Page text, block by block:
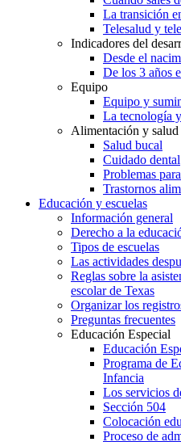
La transición
Telesalud y
Indicadores del
Desde el
De los 3 años
Equipo
Equipo y
La tecnología
Alimentación y salud
Salud bucal
Cuidado dental
Problemas
Trastornos
Educación y escuelas
Información general
Derecho a la
Tipos de escuelas
Las actividades
Reglas sobre la
escolar de Texas
Organizar los
Preguntas frecuentes
Educación Especial
Educación
Programa de
Infancia
Los servicios
Sección 504
Colocación
Proceso de